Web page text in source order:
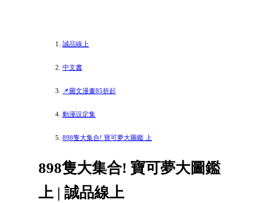
誠品線上
中文書
📌圖文漫畫85折起
動漫設定集
898隻大集合! 寶可夢大圖鑑 上
898隻大集合! 寶可夢大圖鑑
上 | 誠品線上